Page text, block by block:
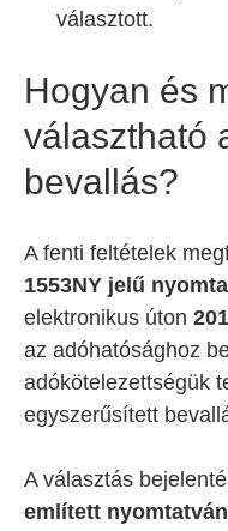
választott.
Hogyan és
választható
bevallás?
A fenti feltételek
1553NY jelű
elektronikus úton
az adóhatósághoz
adókötelezettségük
egyszerűsített
A választás
említett